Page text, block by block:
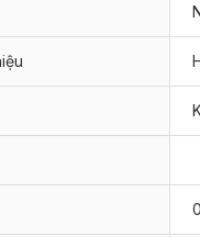
các loài hoa, trái cây và